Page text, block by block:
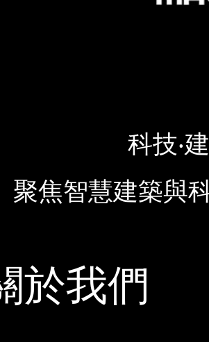
科技‧
聚焦智慧建築與
於我們